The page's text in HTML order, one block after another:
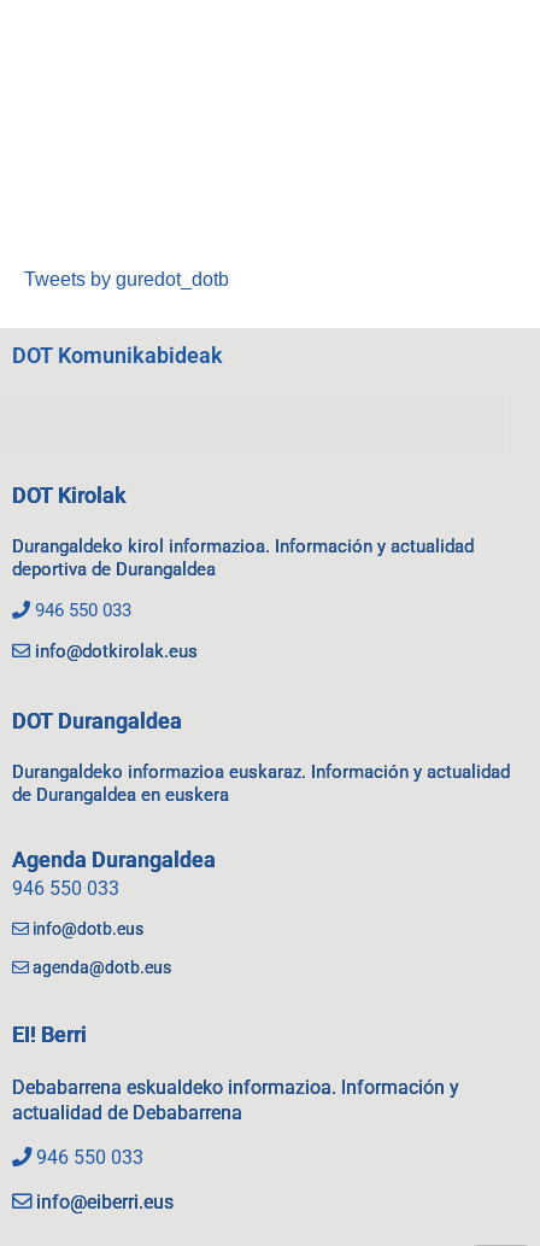
Tweets by guredot_dotb
DOT Komunikabideak
DOT Kirolak
Durangaldeko kirol informazioa. Información y actualidad
deportiva de Durangaldea
946 550 033
info@dotkirolak.eus
DOT Durangaldea
Durangaldeko informazioa euskaraz. Información y actualidad
de Durangaldea en euskera
Agenda Durangaldea
946 550 033
info@dotb.eus
agenda@dotb.eus
EI! Berri
Debabarrena eskualdeko informazioa. Información y
actualidad de Debabarrena
946 550 033
info@eiberri.eus